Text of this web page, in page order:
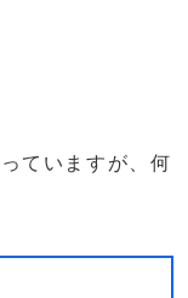
ていますが、何